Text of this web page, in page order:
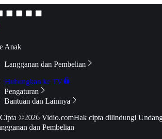
Anak
Langganan dan Pembelian
Hubungkan ke TV
Pengaturan
Bantuan dan Lainnya
©2026 Vidio.comHak cipta dilindungi
dan Pembelian